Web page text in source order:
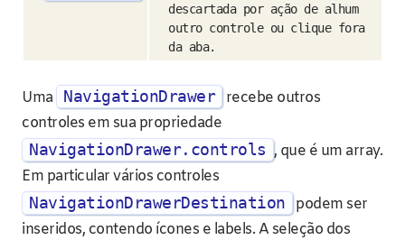
descartada por ação de alhum
outro controle ou clique fora
da aba.
Uma NavigationDrawer
recebe outros
controles em sua propriedade
NavigationDrawer.controls , que é um array.
Em particular vários controles
NavigationDrawerDestination
podem ser
inseridos, contendo ícones e labels. A seleção dos